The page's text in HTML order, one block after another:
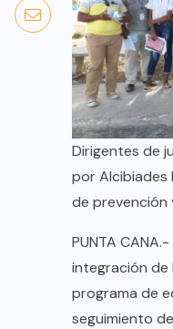
Dirigentes de
por Alcibiades
de prevención
PUNTA
integración de
programa de
seguimiento